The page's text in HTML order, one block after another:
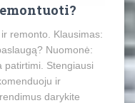
remonto. Klausimas:
Nuomonė:
patirtimi. Stengiausi
ir
darykite